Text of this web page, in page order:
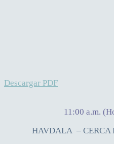
Descargar PDF
11:00 a.m.
HAVDALA – CERCA